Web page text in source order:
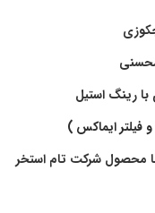
با رینگ استیل
فیلتر ایماکس )
محصول شرکت تام استخر